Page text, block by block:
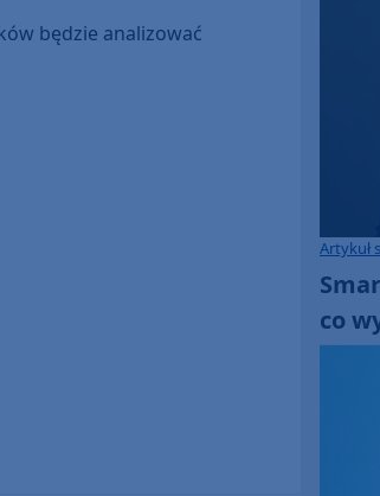
będzie analizować
Artykuł
co